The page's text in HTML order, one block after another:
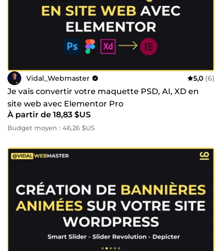
Analytics ✔️ Copywriting ✔️ Shopify ✔️ HTML/CSS/PHP ✔️
Assistance informatique ✔️ Emailing Si vous avez un
nouveau projet à lancer ou des défis à relever dans votre
entreprise, n'hésitez pas à me contacter, je me ferai un
plaisir de vous aider à réussir. Très ouvert au dialogue, je
suis disponible pour répondre à toutes vos préoccupations.
ventes ou votre service !🚀
Vidal_Webmaster 5,0 (6)
Je vais convertir votre maquette PSD, AI, XD en
site web avec Elementor Pro
À partir de 18,83 $US
Budget moyen : 46,26 $US